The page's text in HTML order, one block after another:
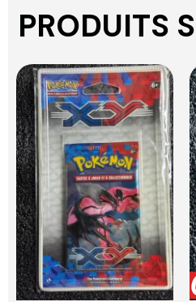
PRODUITS